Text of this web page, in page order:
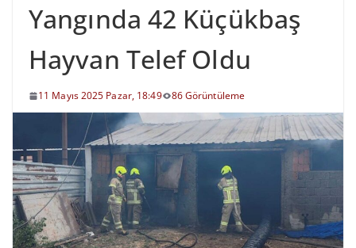
Yangında 42 Küçükbaş
Hayvan Telef Oldu
11 Mayıs 2025 Pazar, 18:49 86 Görüntüleme